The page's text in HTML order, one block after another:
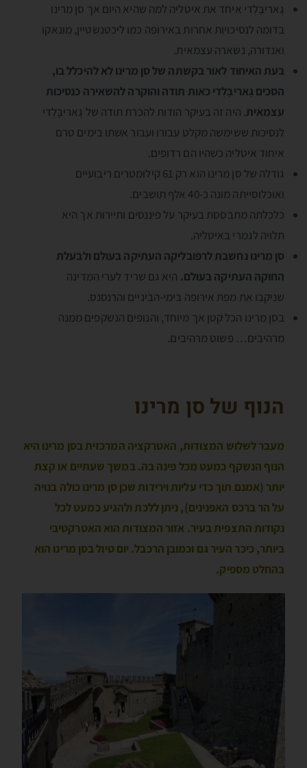
גָאריבָּלְדי איחד את איטליה למה שהיא היום אך סן מרינו
בדומה לנסיכויות אחרות באירופה כמו ליכטנשטיין, מונאקו
ואנדורה, נשארה עצמאית.
בעת האיחוד לאור בקשתה של סן מרינו לא להיכלל בו,
הסכים גָאריבָּלְדי כאות תודה והוקרה להשאירה כנסיכות
עצמאית. היה זה בעיקר הודות להכרת תודה של גָאריבָּלְדי
לנסיכות ששימשה מקלט עבורו ועבור אשתו בימים טרם
איחוד איטליה כשהיו הם רדופים.
גודלה של סן מרינו הוא רק 61 קילומטרים ריבועיים
ואוכלוסייתה מונה כ-40 אלף תושבים.
כלכלתה מתבססת בעיקר על פיננסים ותיירות אך היא
תלויה לגמרי באיטליה.
סן מרינו נחשבת לרפובליקה העתיקה בעולם ולבעלת
החוקה העתיקה בעולם. היא גם שריד לערי המדינה
שניקבו את מפת אירופה בימי-הביניים והרנסנס.
בסן מרינו הכל קטן אך מיוחד, והנופים הנשקפים ממנה
מרהיבים… פשוט מרהיבים.
הנוף של סן מרינו
מעבר לשלוש המצודות, האטרקציה המרכזית בסן מרינו היא
הנוף הנשקף כמעט מכל פינה בה. במשך שעתיים או קצת
יותר (אמנם תוך כדי עליות וירידות שכן סן מרינו כולה בנויה
על הר ברכס האפּנינים), ניתן ללכת ולהגיע כמעט לכל
נקודות התצפית בעיר. אזור המצודות הוא האטרקטיבי
ביותר, כיכר העיר גם וכמובן הרכבל. יום טיול בסן מרינו הוא
בהחלט מספיק.